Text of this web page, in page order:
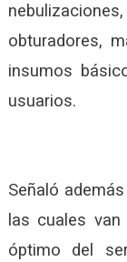
obturadores,
insumos
usuarios.
Señaló
las cuales
óptimo del